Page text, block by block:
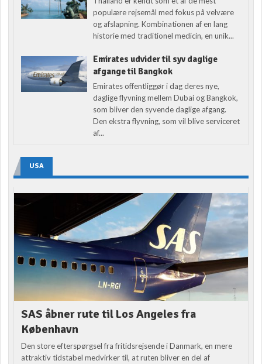
populære rejsemål med fokus på velvære
og afslapning. Kombinationen af en lang
historie med traditionel medicin, en unik...
Emirates udvider til syv daglige
afgange til Bangkok
Emirates offentliggør i dag deres nye,
daglige flyvning mellem Dubai og Bangkok,
som bliver den syvende daglige afgang.
Den ekstra flyvning, som vil blive serviceret
af...
USA
SAS åbner rute til Los Angeles fra
København
Den store efterspørgsel fra fritidsrejsende i Danmark, en mere
attraktiv tidstabel medvirker til, at ruten bliver en del af